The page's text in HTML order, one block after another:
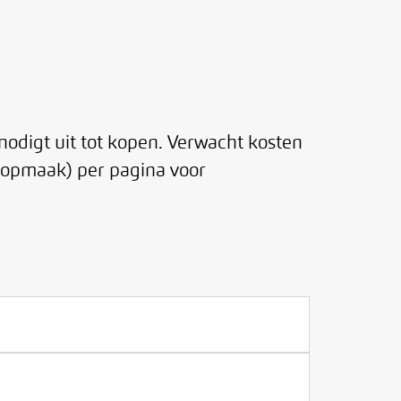
uit tot kopen. Verwacht kosten
per pagina voor